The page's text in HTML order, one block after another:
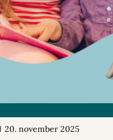
20. november 2025